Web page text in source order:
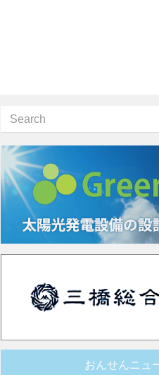
おんせんニュ